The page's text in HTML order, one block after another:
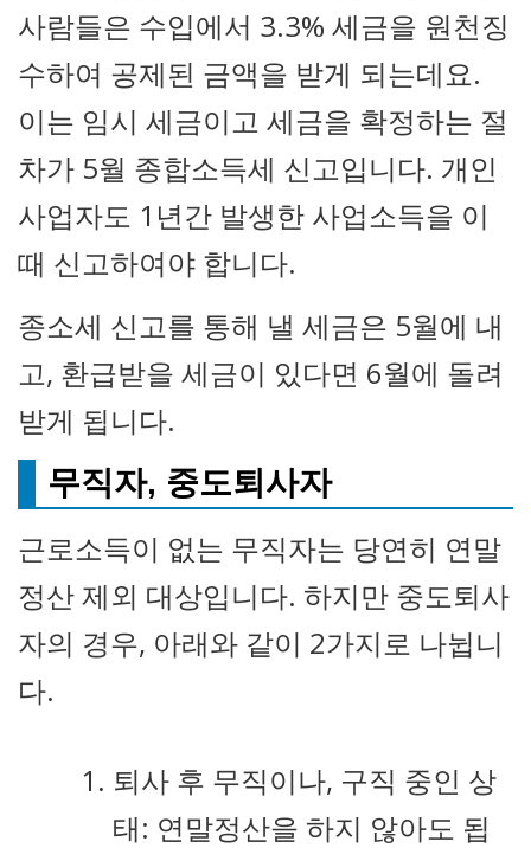
사람들은 수입에서 3.3% 세금을 원천징
수하여 공제된 금액을 받게 되는데요.
이는 임시 세금이고 세금을 확정하는 절
차가 5월 종합소득세 신고입니다. 개인
사업자도 1년간 발생한 사업소득을 이
때 신고하여야 합니다.
종소세 신고를 통해 낼 세금은 5월에 내
고, 환급받을 세금이 있다면 6월에 돌려
받게 됩니다.
무직자, 중도퇴사자
근로소득이 없는 무직자는 당연히 연말
정산 제외 대상입니다. 하지만 중도퇴사
자의 경우, 아래와 같이 2가지로 나뉩니
다.
퇴사 후 무직이나, 구직 중인 상
태: 연말정산을 하지 않아도 됩